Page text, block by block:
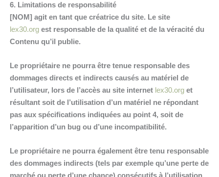
6. Limitations de responsabilité
[NOM] agit en tant que créatrice du site. Le site
lex30.org est responsable de la qualité et de la véracité du
Contenu qu’il publie.
Le propriétaire ne pourra être tenue responsable des
dommages directs et indirects causés au matériel de
l’utilisateur, lors de l’accès au site internet lex30.org et
résultant soit de l’utilisation d’un matériel ne répondant
pas aux spécifications indiquées au point 4, soit de
l’apparition d’un bug ou d’une incompatibilité.
Le propriétaire ne pourra également être tenu responsable
des dommages indirects (tels par exemple qu’une perte de
marché ou perte d’une chance) consécutifs à l’utilisation